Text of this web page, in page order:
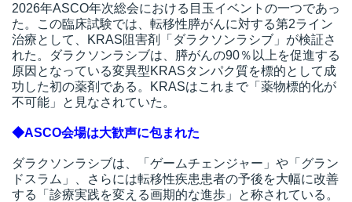
2026年ASCO年次総会における目玉イベントの一つであっ
た。この臨床試験では、転移性膵がんに対する第2ライン
治療として、KRAS阻害剤「ダラクソンラシブ」が検証さ
れた。ダラクソンラシブは、膵がんの90％以上を促進する
原因となっている変異型KRASタンパク質を標的として成
功した初の薬剤である。KRASはこれまで「薬物標的化が
不可能」と見なされていた。
◆ASCO会場は大歓声に包まれた
ダラクソンラシブは、「ゲームチェンジャー」や「グラン
ドスラム」、さらには転移性疾患患者の予後を大幅に改善
する「診療実践を変える画期的な進歩」と称されている。